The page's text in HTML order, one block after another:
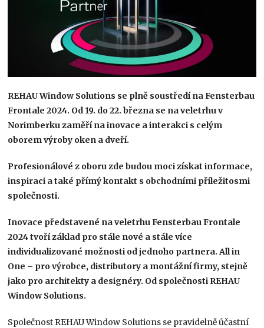
REHAU Window Solutions se plně soustředí na Fensterbau
Frontale 2024. Od 19. do 22. března se na veletrhu v
Norimberku zaměří na inovace a interakci s celým
oborem výroby oken a dveří.
Profesionálové z oboru zde budou moci získat informace,
inspiraci a také přímý kontakt s obchodními příležitosmi
společnosti.
Inovace představené na veletrhu Fensterbau Frontale
2024 tvoří základ pro stále nové a stále více
individualizované možnosti od jednoho partnera. All in
One – pro výrobce, distributory a montážní firmy, stejně
jako pro architekty a designéry. Od společnosti REHAU
Window Solutions.
Společnost REHAU Window Solutions se pravidelně účastní